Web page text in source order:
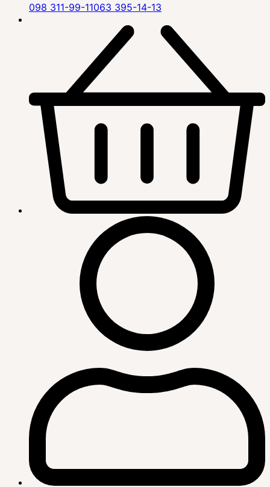
098 311-99-11063 395-14-13